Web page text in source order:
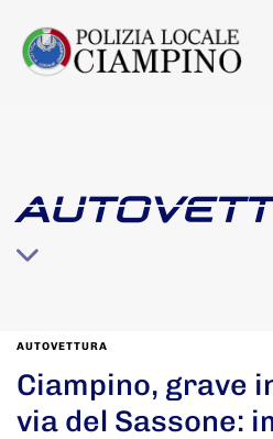
AUTOVETTURA
Ciampino, grave
via del Sassone: